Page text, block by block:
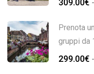
309.00€ -
Prenota
gruppi da
299.00€ -